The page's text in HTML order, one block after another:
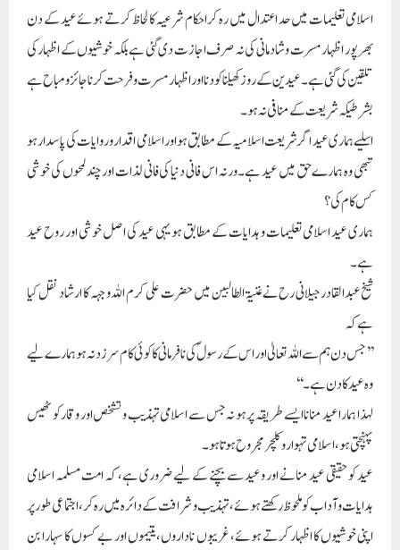
اسلامی تعلیمات میں حد اعتدال میں رہ کر احکام شرعیہ کا لحاظ کرتے ہوئے عید کے دن
بھر پور اظہار مسرت و شادمانی کی نہ صرف اجازت دی گئی ہے بلکہ خوشیوں کے اظہار کی
تلقین کی گئی ہے۔ عیدین کے روز کھیلنا کودنا اور اظہار مسرت و فرحت کرنا جائز و مباح ہے
بشرطیکہ شریعت کے منافی نہ ہو۔
اسلیے ہماری عید اگر شریعت اسلامیہ کے مطابق ہو اور اسلامی اقدار و روایات کی پاسدار ہو
تبھی وہ ہمارے حق میں عید ہے۔ ورنہ اس فانی دنیا کی فانی لذات اور چند لمحوں کی خوشی
کس کام کی؟
ہماری عید اسلامی تعلیمات و ہدایات کے مطابق ہو یہی عید کی اصل خوشی اور روح عید
ہے۔
شیخ عبدالقادر جیلانی رح نے غنیۃ الطالبین میں حضرت علی کرم اللہ وجہہ کا ارشاد نقل کیا
ہے کہ
’’جس دن ہم سے اللہ تعالیٰ اور اس کے رسولؐ کی نافرمانی کا کوئی کام سرزد نہ ہو ہمارے لیے
وہ عید کا دن ہے۔‘‘
لہذا ہمارا عید منانا ایسے طریقہ پر ہو نہ جس سے اسلامی تہذیب و تشخص اور وقار کو ٹھیس
پہنچتی ہو، اسلامی تہوار و کلچر مجروح ہوتا ہو۔
عید کو حقیقی عید منانے اور وعید سے بچنے کے لیے ضروری ہے، کہ امت مسلمہ اسلامی
ہدایات و آداب کو ملحوظ رکھتے ہوئے، تہذیب و شرافت کے دائرہ میں رہ کر، اجتماعی طور پر
اپنی خوشیوں کا اظہار کرتے ہوئے، غریبوں ناداروں،یتیموں اور بے کسوں کا سہارا بن